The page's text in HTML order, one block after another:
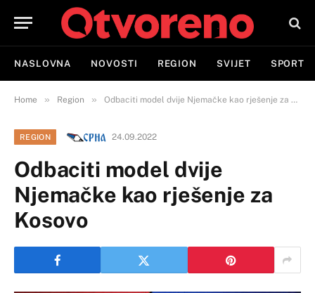
NASLOVNA NOVOSTI REGION SVIJET SPORT
Home » Region » Odbaciti model dvije Njemačke kao rješenje za Kosovo
REGION 24.09.2022
Odbaciti model dvije
Njemačke kao rješenje za
Kosovo